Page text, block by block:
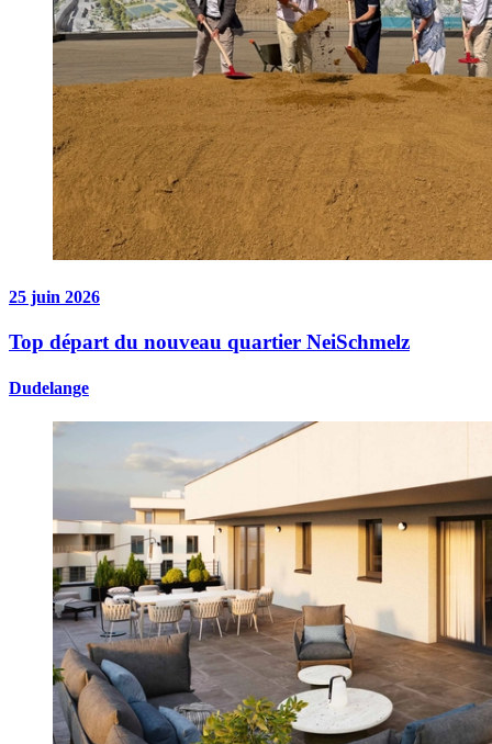
25 juin 2026
Top départ du nouveau quartier NeiSchmelz
Dudelange